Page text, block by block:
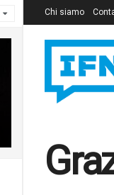
Chi siamo